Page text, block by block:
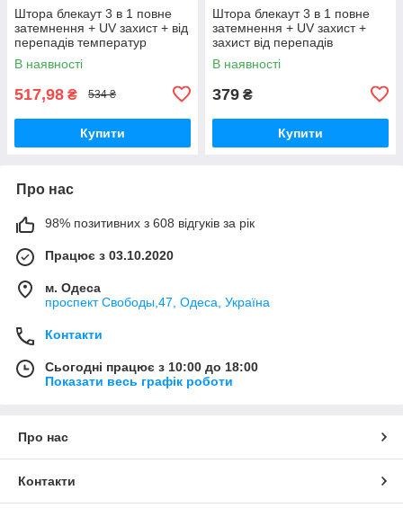
Штора блекаут 3 в 1 повне
затемнення + UV захист + від
перепадів температур
"Prestige". 100х150
Універсальна
В наявності
517,98 ₴ 534 ₴
Купити
Штора блекаут 3 в 1 повне
затемнення + UV захист +
захист від перепадів
температур "Standart Cool".
Універсальна 100 х 150
В наявності
379 ₴
Купити
Про нас
98% позитивних з 608 відгуків за рік
Працює з 03.10.2020
м. Одеса
проспект Свободы,47, Одеса, Україна
Контакти
Сьогодні працює з 10:00 до 18:00
Показати весь графік роботи
Про нас
Контакти